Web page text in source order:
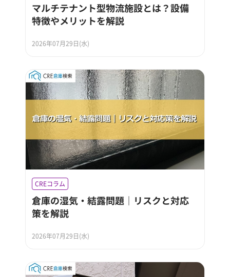
マルチテナント型物流施設とは？設備
特徴やメリットを解説
2026年07月29日(水)
CREコラム
倉庫の湿気・結露問題｜リスクと対応
策を解説
2026年07月29日(水)